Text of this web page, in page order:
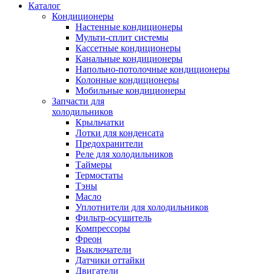
Каталог
Кондиционеры
Настенные кондиционеры
Мульти-сплит системы
Кассетные кондиционеры
Канальные кондиционеры
Напольно-потолочные кондиционеры
Колонные кондиционеры
Мобильные кондиционеры
Запчасти для
холодильников
Крыльчатки
Лотки для конденсата
Предохранители
Реле для холодильников
Таймеры
Термостаты
Тэны
Масло
Уплотнители для холодильников
Фильтр-осушитель
Компрессоры
Фреон
Выключатели
Датчики оттайки
Двигатели